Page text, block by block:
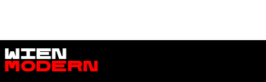
Wien
Modern